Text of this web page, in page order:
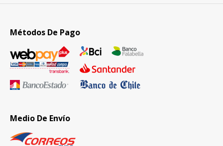
Métodos De Pago
Medio De Envío